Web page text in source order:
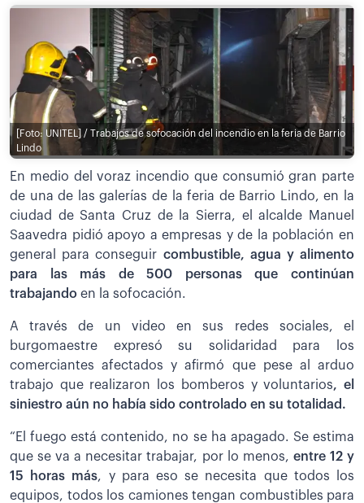
[Foto: UNITEL] / Trabajos de sofocación del incendio en la feria de Barrio
Lindo
En medio del voraz incendio que consumió gran parte
de una de las galerías de la feria de Barrio Lindo, en la
ciudad de Santa Cruz de la Sierra, el alcalde Manuel
Saavedra pidió apoyo a empresas y de la población en
general para conseguir combustible, agua y alimento
para las más de 500 personas que continúan
trabajando en la sofocación.
A través de un video en sus redes sociales, el
burgomaestre expresó su solidaridad para los
comerciantes afectados y afirmó que pese al arduo
trabajo que realizaron los bomberos y voluntarios, el
siniestro aún no había sido controlado en su totalidad.
“El fuego está contenido, no se ha apagado. Se estima
que se va a necesitar trabajar, por lo menos, entre 12 y
15 horas más, y para eso se necesita que todos los
equipos, todos los camiones tengan combustibles para